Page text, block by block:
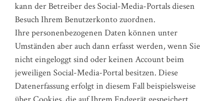
kann der Betreiber des Social-Media-Portals diesen
Besuch Ihrem Benutzerkonto zuordnen.
Ihre personenbezogenen Daten können unter
Umständen aber auch dann erfasst werden, wenn Sie
nicht eingeloggt sind oder keinen Account beim
jeweiligen Social-Media-Portal besitzen. Diese
Datenerfassung erfolgt in diesem Fall beispielsweise